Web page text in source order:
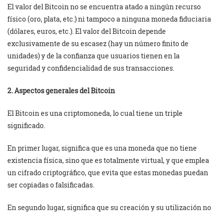
El valor del Bitcoin no se encuentra atado a ningún recurso
físico (oro, plata, etc.) ni tampoco a ninguna moneda fiduciaria
(dólares, euros, etc.). El valor del Bitcoin depende
exclusivamente de su escasez (hay un número finito de
unidades) y de la confianza que usuarios tienen en la
seguridad y confidencialidad de sus transacciones.
2. Aspectos generales del Bitcoin
El Bitcoin es una criptomoneda, lo cual tiene un triple
significado.
En primer lugar, significa que es una moneda que no tiene
existencia física, sino que es totalmente virtual, y que emplea
un cifrado criptográfico, que evita que estas monedas puedan
ser copiadas o falsificadas.
En segundo lugar, significa que su creación y su utilización no